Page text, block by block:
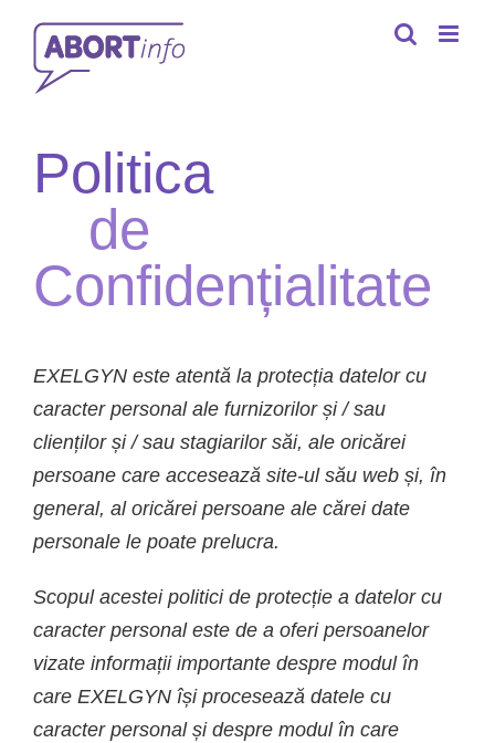
content
Politica
de
Confidențialitate
EXELGYN este atentă la protecția datelor cu
caracter personal ale furnizorilor și / sau
clienților și / sau stagiarilor săi, ale oricărei
persoane care accesează site-ul său web și, în
general, al oricărei persoane ale cărei date
personale le poate prelucra.
Scopul acestei politici de protecție a datelor cu
caracter personal este de a oferi persoanelor
vizate informații importante despre modul în
care EXELGYN își procesează datele cu
caracter personal și despre modul în care